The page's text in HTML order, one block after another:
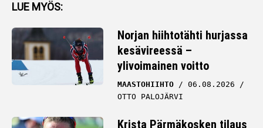
LUE MYÖS:
Norjan hiihtotähti hurjassa
kesävireessä –
ylivoimainen voitto
MAASTOHIIHTO
06.08.2026
OTTO PALOJÄRVI
Krista Pärmäkosken tilaus